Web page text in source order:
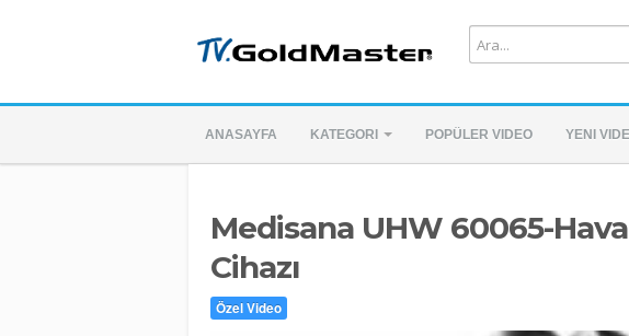
ANASAYFA KATEGORI POPÜLER VIDEO YENI
Medisana UHW 60065-
Cihazı
Özel Video